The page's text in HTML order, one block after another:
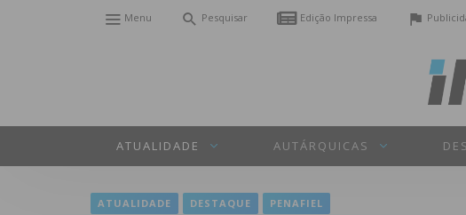
Menu Pesquisar Edição Impressa
ATUALIDADE AUTÁRQUICAS
ATUALIDADE DESTAQUE PENAFIEL